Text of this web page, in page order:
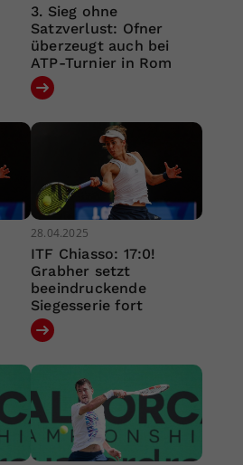
3. Sieg ohne
Satzverlust: Ofner
überzeugt auch bei
ATP-Turnier in Rom
28.04.2025
ITF Chiasso: 17:0!
Grabher setzt
beeindruckende
Siegesserie fort